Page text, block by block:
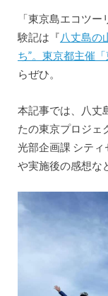
「東京島エコツ
験記は『八丈島の
ち”。東京都主催
らぜひ。
本記事では、八丈
たの東京プロジェ
光部企画課 シテ
や実施後の感想な